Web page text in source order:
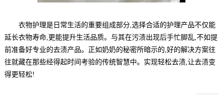
衣物护理是日常生活的重要组成部分,选择合适的护理产品不仅能
延长衣物寿命,更能提升生活品质。与其在污渍出现后手忙脚乱,不如提
前准备好专业的去渍产品。正如奶奶的秘密所暗示的,好的解决方案往
往就藏在那些经得起时间考验的传统智慧中。实现轻松去渍,让去渍变
得更轻松!